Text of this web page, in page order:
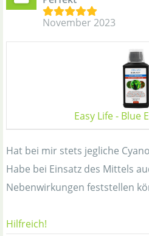
November 2023
Easy Life - Blue
Hat bei mir stets jegliche
Habe bei Einsatz des Mittels
Nebenwirkungen feststellen
Hilfreich!